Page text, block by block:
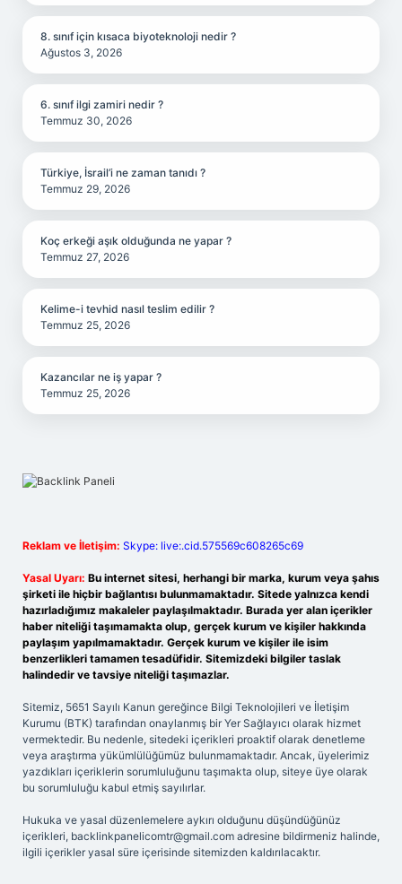
8. sınıf için kısaca biyoteknoloji nedir ?
Ağustos 3, 2026
6. sınıf ilgi zamiri nedir ?
Temmuz 30, 2026
Türkiye, İsrail’i ne zaman tanıdı ?
Temmuz 29, 2026
Koç erkeği aşık olduğunda ne yapar ?
Temmuz 27, 2026
Kelime-i tevhid nasıl teslim edilir ?
Temmuz 25, 2026
Kazancılar ne iş yapar ?
Temmuz 25, 2026
Reklam ve İletişim: Skype: live:.cid.575569c608265c69
Yasal Uyarı: Bu internet sitesi, herhangi bir marka, kurum veya şahıs
şirketi ile hiçbir bağlantısı bulunmamaktadır. Sitede yalnızca kendi
hazırladığımız makaleler paylaşılmaktadır. Burada yer alan içerikler
haber niteliği taşımamakta olup, gerçek kurum ve kişiler hakkında
paylaşım yapılmamaktadır. Gerçek kurum ve kişiler ile isim
benzerlikleri tamamen tesadüfidir. Sitemizdeki bilgiler taslak
halindedir ve tavsiye niteliği taşımazlar.
Sitemiz, 5651 Sayılı Kanun gereğince Bilgi Teknolojileri ve İletişim
Kurumu (BTK) tarafından onaylanmış bir Yer Sağlayıcı olarak hizmet
vermektedir. Bu nedenle, sitedeki içerikleri proaktif olarak denetleme
veya araştırma yükümlülüğümüz bulunmamaktadır. Ancak, üyelerimiz
yazdıkları içeriklerin sorumluluğunu taşımakta olup, siteye üye olarak
bu sorumluluğu kabul etmiş sayılırlar.
Hukuka ve yasal düzenlemelere aykırı olduğunu düşündüğünüz
içerikleri, backlinkpanelicomtr@gmail.com adresine bildirmeniz halinde,
ilgili içerikler yasal süre içerisinde sitemizden kaldırılacaktır.